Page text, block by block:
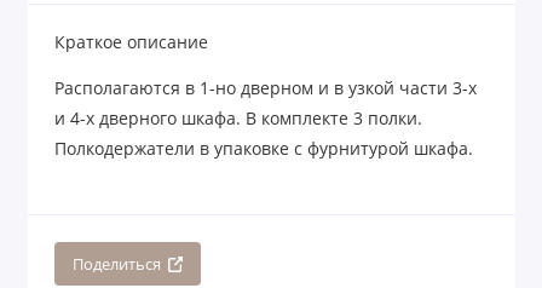
Краткое описание
Располагаются в 1-но дверном и в узкой части 3-х
и 4-х дверного шкафа. В комплекте 3 полки.
Полкодержатели в упаковке с фурнитурой шкафа.
Поделиться